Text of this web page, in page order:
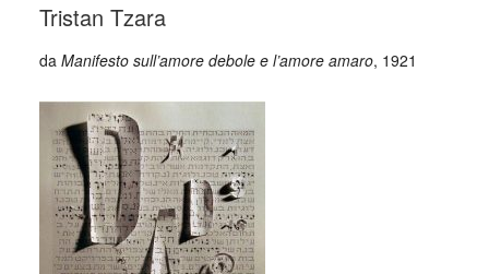
Tristan Tzara
da Manifesto sull’amore debole e l’amore amaro, 1921